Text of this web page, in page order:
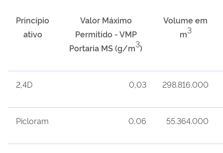
Princípio
ativo
Valor Máximo
Permitido - VMP
Portaria MS (g/m3)
Volume em
m3
2,4D 0,03 298.816.000
Picloram 0,06 55.364.000